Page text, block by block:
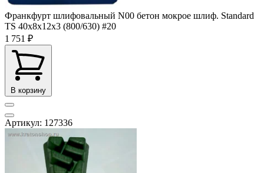
Франкфурт шлифовальный N00 бетон мокрое шлиф. Standard
TS 40x8x12x3 (800/630) #20
1 751 ₽
В корзину
Артикул: 127336